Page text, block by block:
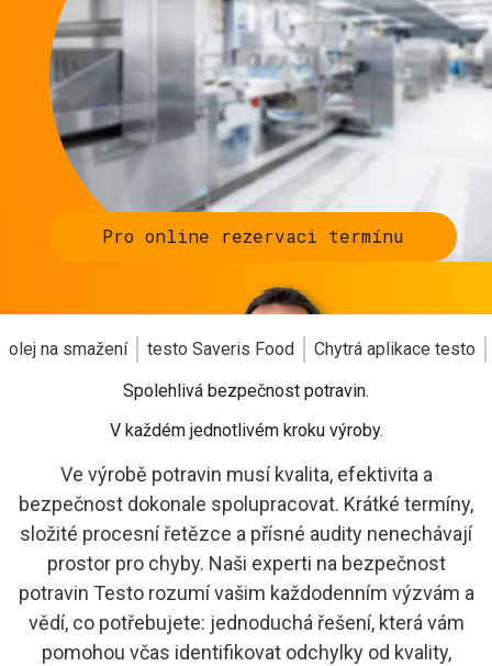
Pro online rezervaci termínu
olej na smažení testo Saveris Food
Chytrá aplikace testo
Spolehlivá bezpečnost potravin.
V každém jednotlivém kroku výroby.
Ve výrobě potravin musí kvalita, efektivita a
bezpečnost dokonale spolupracovat. Krátké termíny,
složité procesní řetězce a přísné audity nenechávají
prostor pro chyby. Naši experti na bezpečnost
potravin Testo rozumí vašim každodenním výzvám a
vědí, co potřebujete: jednoduchá řešení, která vám
pomohou včas identifikovat odchylky od kvality,